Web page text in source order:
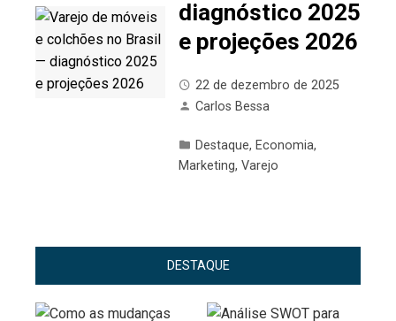
diagnóstico 2025
e projeções 2026
22 de dezembro de 2025
Carlos Bessa
Destaque, Economia,
Marketing, Varejo
DESTAQUE